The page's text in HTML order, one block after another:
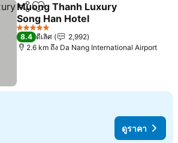
แชร์ เพิ่มในรายการโปรด
Muong Thanh Luxury
Song Han Hotel
5 ดาว
8.4 ดีเลิศ
2,992
2.6 km ถึง Da Nang International Airport
ดูราคา